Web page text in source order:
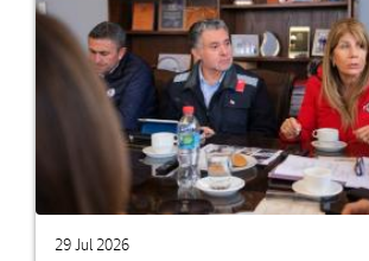
29 Jul 2026